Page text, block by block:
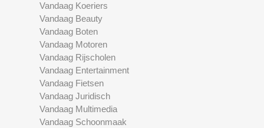
Vandaag Koeriers
Vandaag Beauty
Vandaag Boten
Vandaag Motoren
Vandaag Rijscholen
Vandaag Entertainment
Vandaag Fietsen
Vandaag Juridisch
Vandaag Multimedia
Vandaag Schoonmaak